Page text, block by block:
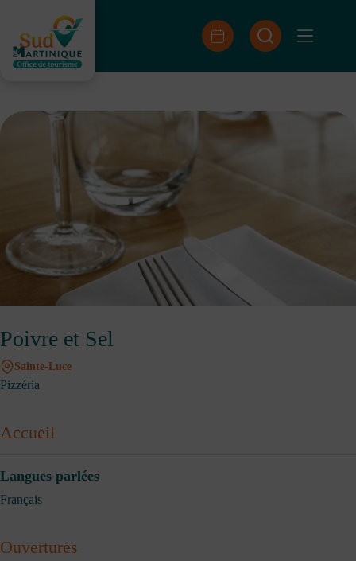
contenu
Poivre et Sel
Sainte-Luce
Pizzéria
Accueil
Langues parlées
Français
Ouvertures